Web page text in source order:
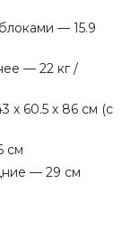
— 15.9
— 22 кг /
х 60.5 х 86 см (с
см
— 29 см